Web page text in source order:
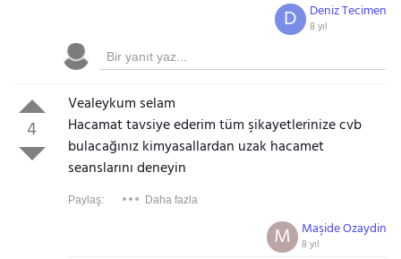
Deniz Tecimen
8 yıl
D
4
Vealeykum selam
Hacamat tavsiye ederim tüm şikayetlerinize cvb
bulacağınız kimyasallardan uzak hacamet
seanslarını deneyin
Paylaş: Daha fazla
Maşide Ozaydin
8 yıl
M